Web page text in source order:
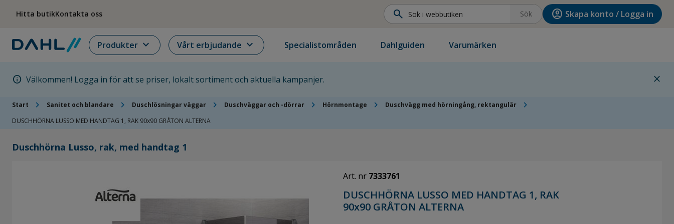
Hitta butikKontakta oss search Sök account_circle Skapa konto / Logga in
Produkter expand_more Vårt erbjudande expand_more Specialistområden Dahlguiden Varumärken
info Välkommen! Logga in för att se priser, lokalt sortiment och aktuella kampanjer. close
Start chevron_right Sanitet och blandare chevron_right Duschlösningar väggar chevron_right Duschväggar och -dörrar chevron_right Hörnmontage chevron_right Duschvägg med hörningång, rektangulär chevron_right
DUSCHHÖRNA LUSSO MED HANDTAG 1, RAK 90x90 GRÅTON ALTERNA
Duschhörna Lusso, rak, med handtag 1
Art. nr 7333761
DUSCHHÖRNA LUSSO MED HANDTAG 1, RAK
90x90 GRÅTON ALTERNA